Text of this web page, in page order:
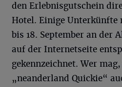
den Erlebnisgutschein
Hotel. Einige Unterkünfte
bis 18. September an der
auf der Internetseite
gekennzeichnet. Wer
„neanderland Quickie“